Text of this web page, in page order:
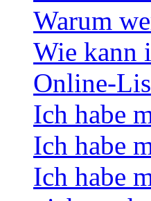
Warum
Wie kann
Online-
Ich habe
Ich habe
Ich habe